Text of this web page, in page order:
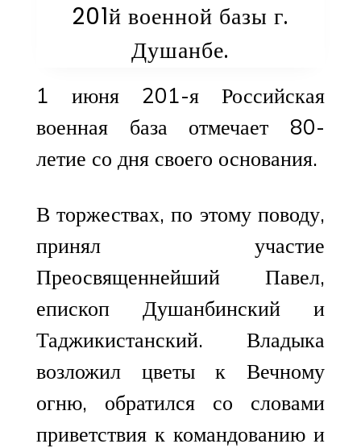
201й военной базы г.
Душанбе.
1 июня 201-я Российская
военная база отмечает 80-
летие со дня своего основания.
В торжествах, по этому поводу,
принял участие
Преосвященнейший Павел,
епископ Душанбинский и
Таджикистанский. Владыка
возложил цветы к Вечному
огню, обратился со словами
приветствия к командованию и